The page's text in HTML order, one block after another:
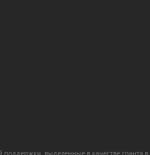
выделенные в качестве гранта